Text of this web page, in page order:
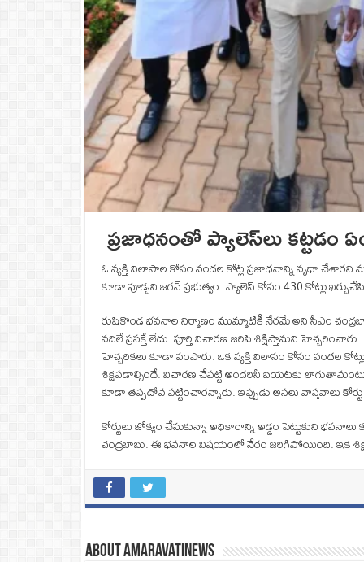
ప్రజాధనంతో ప్యాలెస్‌లు
ఓ వ్యక్తి విలాసాల కోసం వందల కోట్ల ప్రజాధనాన్ని వృధా
కూడా పూడ్చని జగన్‌ ప్రభుత్వం..ప్యాలెస్‌ కోసం 430 కోట్లు
రుషికొండ భవనాల నిర్మాణం ముమ్మాటికీ నేరమే అని సీఎం
వదిలే ప్రసక్తే లేదు. పూర్తి విచారణ జరిపి శిక్షిస్తామని
హెచ్చరికలు కూడా పంపారు. ఒక వ్యక్తి విలాసం కోసం వందల
శిక్షపడాల్సిందే. విచారణ చేపట్టి అందరినీ బయటకు
కూడా తప్పదోవ పట్టించారన్నారు. ఇప్పుడు అసలు వాస్తవాలు
కోర్టులు జోక్యం చేసుకున్నా అధికారాన్ని అడ్డం పెట్టుకుని
చంద్రబాబు. ఈ భవనాల విషయంలో నేరం జరిగిపోయింది. ఇక శిక్ష
About amaravatinews